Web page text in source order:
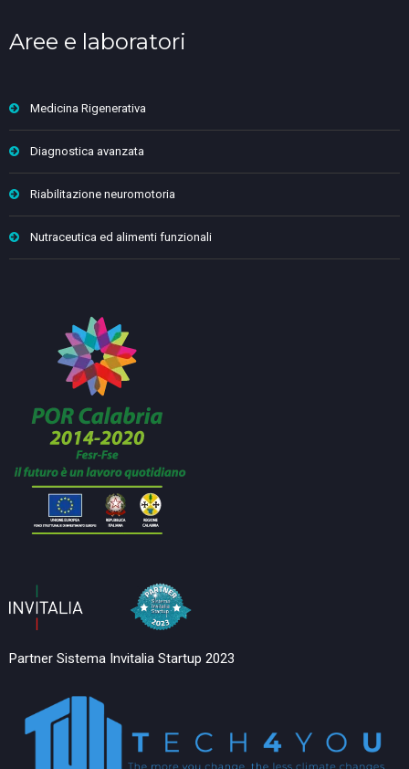
Aree e laboratori
Medicina Rigenerativa
Diagnostica avanzata
Riabilitazione neuromotoria
Nutraceutica ed alimenti funzionali
Partner Sistema Invitalia Startup 2023